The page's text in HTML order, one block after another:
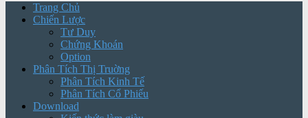
Trang Chủ
Chiến Lược
Tư Duy
Chứng Khoán
Option
Phân Tích Thị Truờng
Phân Tích Kinh Tế
Phân Tích Cổ Phiếu
Download